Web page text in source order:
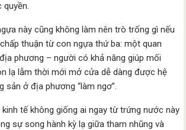
quyền.
này cũng không làm nên trò trống gì nếu
thuận từ con ngựa thứ ba: một quan
phương – người có khả năng giúp mối
lạ lẫm thời mới mở cửa dễ dàng được hệ
sản ở địa phương “làm ngơ”.
tế không giống ai ngay từ trứng nước này
sự song hành kỳ lạ giữa tham nhũng và